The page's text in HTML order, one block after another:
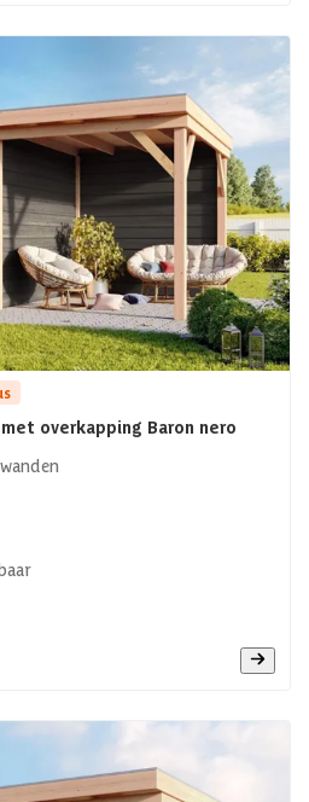
overkapping Baron nero